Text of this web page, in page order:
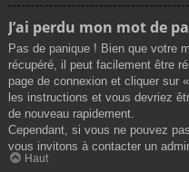
J’ai perdu mon mot de
Pas de panique ! Bien que votre
récupéré, il peut facilement être
page de connexion et cliquer sur
les instructions et vous devriez
de nouveau rapidement.
Cependant, si vous ne pouvez
vous invitons à contacter un
Haut